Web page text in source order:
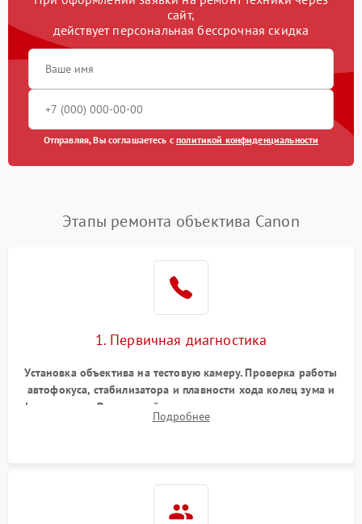
сайт,
действует персональная бессрочная скидка
Отправляя, Вы соглашаетесь сполитикой конфиденциальности
Этапы ремонта объектива Canon
1. Первичная диагностика
Установка объектива на тестовую камеру. Проверка работы
автофокуса, стабилизатора и плавности хода колец зума и
фокусировки. Визуальный осмотр линз на наличие царапин,
грибка, пыли и оценка состояния контактов байонета.
Подробнее